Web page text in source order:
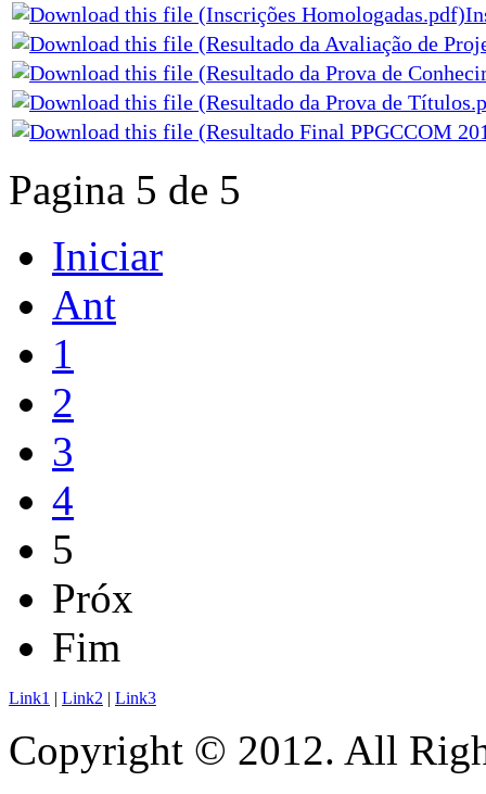
Pagina 5 de 5
Iniciar
Ant
1
2
3
4
5
Próx
Fim
Link1 | Link2 | Link3
Copyright © 2012. All